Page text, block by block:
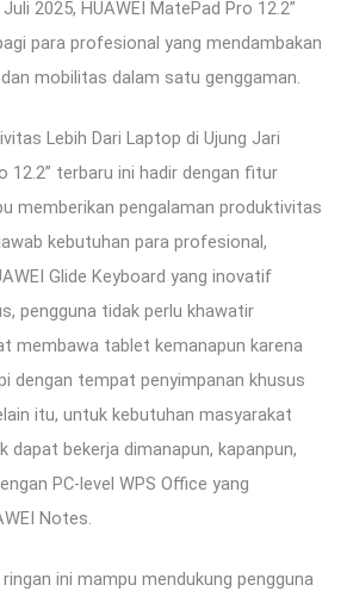
2025, HUAWEI MatePad Pro 12.2”
para profesional yang mendambakan
mobilitas dalam satu genggaman.
Lebih Dari Laptop di Ujung Jari
12.2” terbaru ini hadir dengan fitur
memberikan pengalaman produktivitas
kebutuhan para profesional,
Glide Keyboard yang inovatif
pengguna tidak perlu khawatir
membawa tablet kemanapun karena
dengan tempat penyimpanan khusus
itu, untuk kebutuhan masyarakat
dapat bekerja dimanapun, kapanpun,
PC-level WPS Office yang
Notes.
ini mampu mendukung pengguna